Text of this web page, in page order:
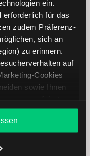
ein.
erforderlich für das
zudem Präferenz-
sich an
zu erinnern.
auf
Cookies
sowie Ihnen
welche Cookies
können
ändern.
Kontakt
90